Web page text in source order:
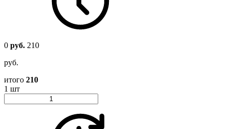
0 руб. 210
руб.
итого 210
1 шт